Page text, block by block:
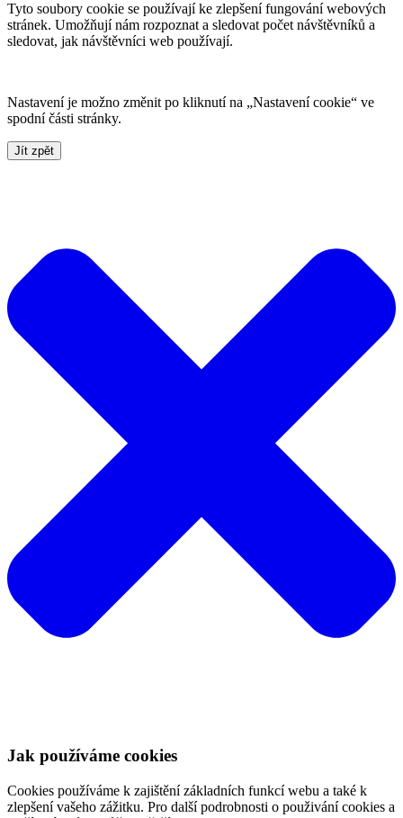
Tyto soubory cookie se používají ke zlepšení fungování webových
stránek. Umožňují nám rozpoznat a sledovat počet návštěvníků a
sledovat, jak návštěvníci web používají.
Nastavení je možno změnit po kliknutí na „Nastavení cookie“ ve
spodní části stránky.
Jít zpět
Jak používáme cookies
Cookies používáme k zajištění základních funkcí webu a také k
zlepšení vašeho zážitku. Pro další podrobnosti o použivání cookies a